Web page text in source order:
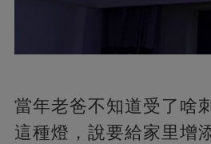
當年老爸不知道受了啥
這種燈，說要給家里增